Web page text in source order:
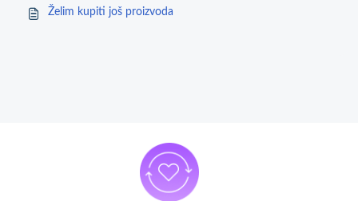
Želim kupiti još proizvoda